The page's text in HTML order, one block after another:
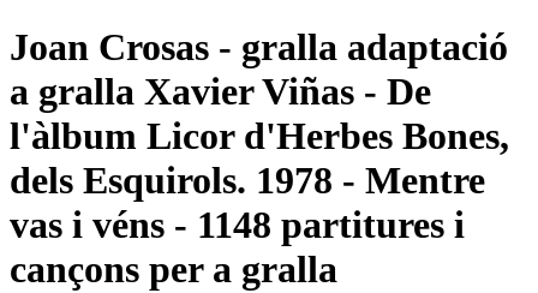
Joan Crosas - gralla adaptació
a gralla Xavier Viñas - De
l'àlbum Licor d'Herbes Bones,
dels Esquirols. 1978 - Mentre
vas i véns - 1148 partitures i
cançons per a gralla